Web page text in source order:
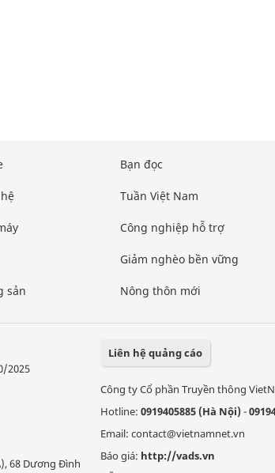
sản
Bạn đọc
Tuần Việt Nam
Công nghiệp hỗ trợ
Giảm nghèo bền vững
Nông thôn mới
2025
68 Dương Đình
Liên hệ quảng cáo
Công ty Cổ phần Truyền thông
Hotline: 0919405885 (Hà Nội)-
Email: contact@vietnamnet.vn
Báo giá: http://vads.vn